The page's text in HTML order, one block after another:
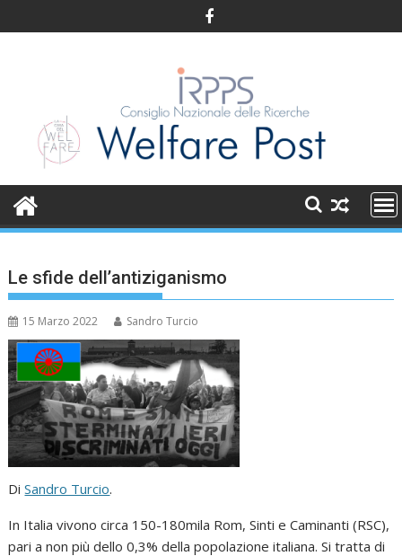
to
Le sfide dell’antiziganismo
15 Marzo 2022 Sandro Turcio
DiSandro Turcio.
In Italia vivono circa 150-180mila Rom, Sinti e Caminanti (RSC),
pari a non più dello 0,3% della popolazione italiana. Si tratta di